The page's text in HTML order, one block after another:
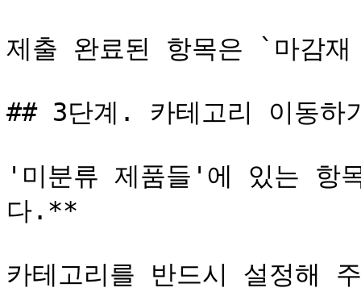
제출 완료된 항목은 `마감
## 3단계. 카테고리 이동하
'미분류 제품들'에 있는 항
다.**
카테고리를 반드시 설정해